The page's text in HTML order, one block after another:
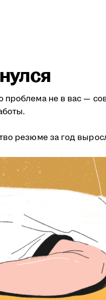
проблема не в вас —
резюме за год